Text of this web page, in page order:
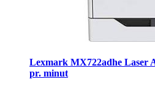
Lexmark MX722adhe Laser
pr. minut